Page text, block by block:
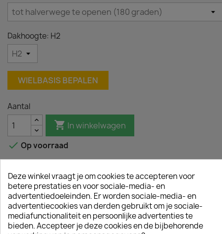
Dakhoogte: H2
WIELBASIS BEPALEN
Aantal
 In winkelwagen
 Op voorraad
Omschrijving Productdetails
Een functionele aanvulling om optimaal gebruik te
maken van de imperiaal op een Volkswagen
Crafter 2017+.
Deze winkel vraagt je om cookies te accepteren voor
betere prestaties en voor sociale-media- en
advertentiedoeleinden. Er worden sociale-media- en
advertentiecookies van derden gebruikt om je sociale-
mediafunctionaliteit en persoonlijke advertenties te
bieden. Accepteer je deze cookies en de bijbehorende